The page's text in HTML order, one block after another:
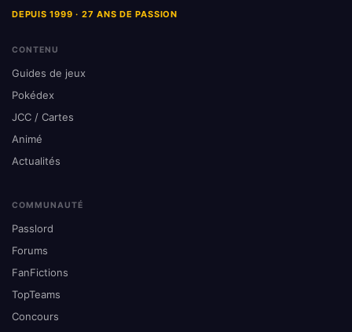
DEPUIS 1999 · 27 ANS DE PASSION
CONTENU
Guides de jeux
Pokédex
JCC / Cartes
Animé
Actualités
COMMUNAUTÉ
Passlord
Forums
FanFictions
TopTeams
Concours